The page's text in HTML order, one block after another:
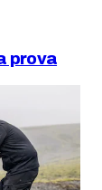
prova